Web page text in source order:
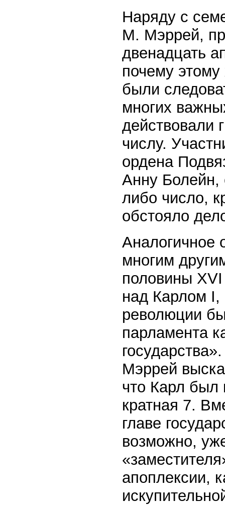
Наряду с
М. Мэррей,
двенадцать
почему
были
многих
действовали
числу.
ордена
Анну Болейн,
либо число,
обстояло
Аналогичное
многим
половины
над Карлом I,
революции
парламента
Мэррей
что Карл был
кратная 7.
главе
возможно,
апоплексии,